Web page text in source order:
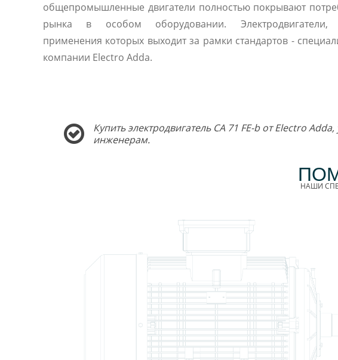
общепромышленные двигатели полностью покрывают
рынка в особом оборудовании. Электродвигатели,
применения которых выходит за рамки стандартов -
компании Electro Adda.
Купить электродвигатель CA 71 FE-b от Electro
инженерам.
НАШИ